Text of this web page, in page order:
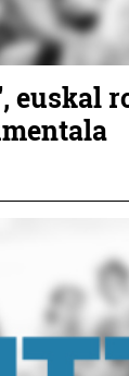
euskal